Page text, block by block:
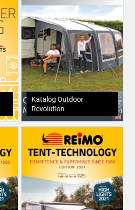
Katalog Outdoor
Revolution